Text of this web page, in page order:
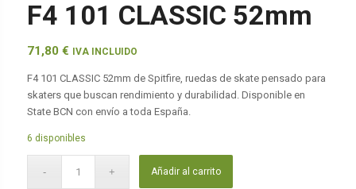
F4 101 CLASSIC 52mm
71,80 € IVA INCLUIDO
F4 101 CLASSIC 52mm de Spitfire, ruedas de skate pensado para
skaters que buscan rendimiento y durabilidad. Disponible en
State BCN con envío a toda España.
6 disponibles
Añadir al carrito